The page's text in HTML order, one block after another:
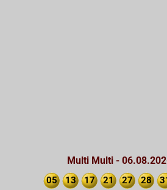
Multi Multi -
05 13 17 21 27 28